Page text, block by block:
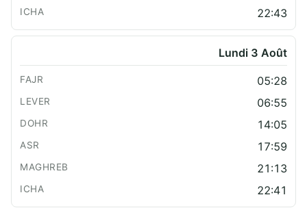
22:43
Lundi 3 Août
05:28
06:55
14:05
17:59
21:13
22:41